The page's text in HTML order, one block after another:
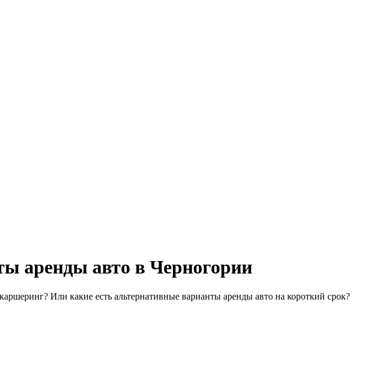
аренды авто в Черногории
Или какие есть альтернативные варианты аренды авто на короткий срок?